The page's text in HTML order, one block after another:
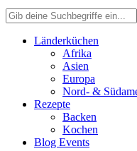
Länderküchen
Afrika
Asien
Europa
Nord- &
Rezepte
Backen
Kochen
Blog Events